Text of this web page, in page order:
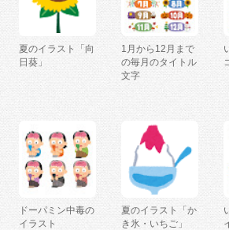
夏のイラスト「向
日葵」
1月から12月まで
の毎月のタイトル
文字
ドーパミン中毒の
イラスト
夏のイラスト「か
き氷・いちご」